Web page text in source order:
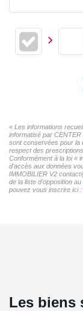
« Les informations
informatisé par
sont conservées pour la
respect des
Conformément à la loi «
d'accès aux données
IMMOBILIER V2
de la liste d'opposition
pouvez vous inscrire ici :
Les biens